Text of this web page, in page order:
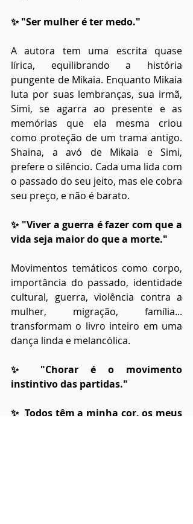
✨ "Ser mulher é ter medo."
A autora tem uma escrita quase
lírica, equilibrando a história
pungente de Mikaia. Enquanto Mikaia
luta por suas lembranças, sua irmã,
Simi, se agarra ao presente e as
memórias que ela mesma criou
como proteção de um trama antigo.
Shaina, a avó de Mikaia e Simi,
prefere o silêncio. Cada uma lida com
o passado do seu jeito, mas ele cobra
seu preço, e não é barato.
✨ "Viver a guerra é fazer com que a
vida seja maior do que a morte."
Movimentos temáticos como corpo,
importância do passado, identidade
cultural, guerra, violência contra a
mulher, migração, família...
transformam o livro inteiro em uma
dança linda e melancólica.
✨ "Chorar é o movimento
instintivo das partidas."
✨  Todos têm a minha cor, os meus